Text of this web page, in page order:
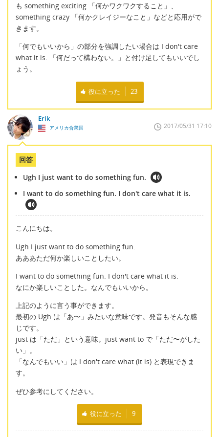
も something exciting 「何かワクワクすること」、
something crazy 「何かクレイジーなこと」などと応用がで
きます。
「何でもいいから」の部分を強調したい場合は I don't care
what it is. 「何だって構わない。」と付け足してもいいでし
ょう。
役に立った 23
Erik
アメリカ合衆国 2017/05/31 17:10
回答
Ugh I just want to do something fun.
I want to do something fun. I don't care what it is.
こんにちは。
Ugh I just want to do something fun.
あああただ何か楽しいことしたい。
I want to do something fun. I don't care what it is.
なにか楽しいことした。なんでもいいから。
上記のように言う事ができます。
最初の Ugh は「あ〜」みたいな意味です。発音もそんな感
じです。
just は「ただ」という意味。just want to で「ただ〜がした
い」。
「なんでもいい」は I don't care what (it is) と表現できま
す。
ぜひ参考にしてください。
役に立った 9